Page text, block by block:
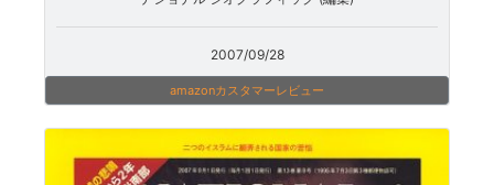
2007/09/28
amazonカスタマーレビュー